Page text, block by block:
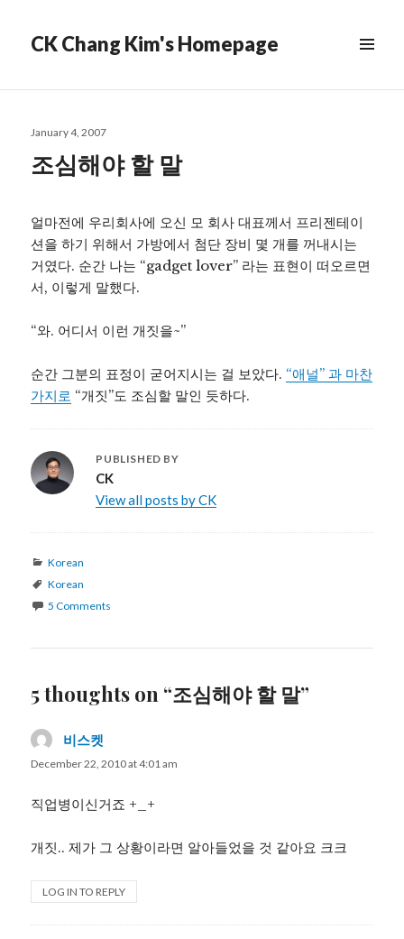
CK Chang Kim's Homepage
Posted
January 4, 2007
조심해야 할 말
얼마전에 우리회사에 오신 모 회사 대표께서 프리젠테이
션을 하기 위해서 가방에서 첨단 장비 몇 개를 꺼내시는
거였다. 순간 나는 “gadget lover” 라는 표현이 떠오르면
서, 이렇게 말했다.
“와. 어디서 이런 개짓을~”
순간 그분의 표정이 굳어지시는 걸 보았다. “애널” 과 마찬
가지로 “개짓”도 조심할 말인 듯하다.
PUBLISHED BY
CK
View all posts by CK
Categories
Korean
Tags
Korean
5 Comments
5 thoughts on “조심해야 할 말”
비스켓
December 22, 2010 at 4:01 am
직업병이신거죠 +_+
개짓.. 제가 그 상황이라면 알아들었을 것 같아요 크크
LOG IN TO REPLY